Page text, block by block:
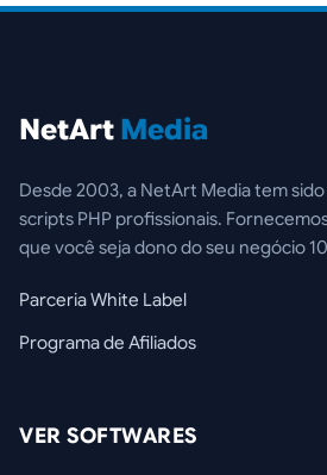
NetArt Media
Desde 2003, a NetArt Media tem
scripts PHP profissionais.
que você seja dono do seu negócio
Parceria White Label
Programa de Afiliados
VER SOFTWARES